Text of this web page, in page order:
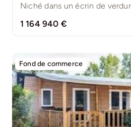
1 164 940 €
Fond de commerce